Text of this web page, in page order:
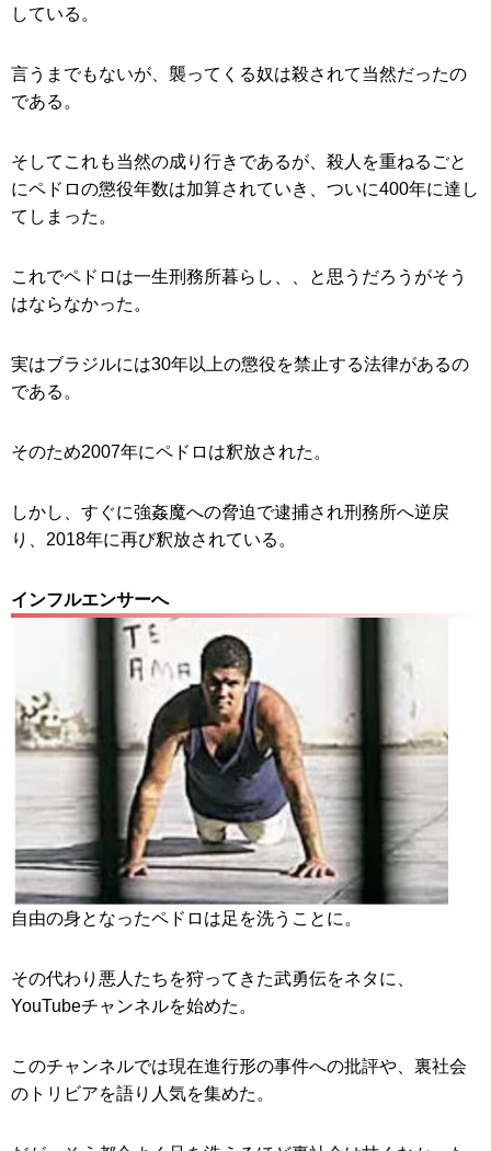
している。
言うまでもないが、襲ってくる奴は殺されて当然だったの
である。
そしてこれも当然の成り行きであるが、殺人を重ねるごと
にペドロの懲役年数は加算されていき、ついに400年に達し
てしまった。
これでペドロは一生刑務所暮らし、、と思うだろうがそう
はならなかった。
実はブラジルには30年以上の懲役を禁止する法律があるの
である。
そのため2007年にペドロは釈放された。
しかし、すぐに強姦魔への脅迫で逮捕され刑務所へ逆戻
り、2018年に再び釈放されている。
インフルエンサーへ
自由の身となったペドロは足を洗うことに。
その代わり悪人たちを狩ってきた武勇伝をネタに、
YouTubeチャンネルを始めた。
このチャンネルでは現在進行形の事件への批評や、裏社会
のトリビアを語り人気を集めた。